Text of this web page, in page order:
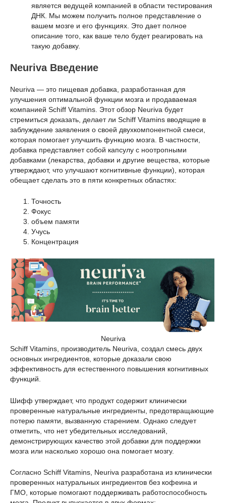
является ведущей компанией в области тестирования
ДНК. Мы можем получить полное представление о
вашем мозге и его функциях. Это дает полное
описание того, как ваше тело будет реагировать на
такую добавку.
Neuriva Введение
Neuriva — это пищевая добавка, разработанная для
улучшения оптимальной функции мозга и продаваемая
компанией Schiff Vitamins. Этот обзор Neuriva будет
стремиться доказать, делает ли Schiff Vitamins вводящие в
заблуждение заявления о своей двухкомпонентной смеси,
которая помогает улучшить функцию мозга. В частности,
добавка представляет собой капсулу с ноотропными
добавками (лекарства, добавки и другие вещества, которые
утверждают, что улучшают когнитивные функции), которая
обещает сделать это в пяти конкретных областях:
Точность
Фокус
объем памяти
Учусь
Концентрация
Neuriva
Schiff Vitamins, производитель Neuriva, создал смесь двух
основных ингредиентов, которые доказали свою
эффективность для естественного повышения когнитивных
функций.
Шифф утверждает, что продукт содержит клинически
проверенные натуральные ингредиенты, предотвращающие
потерю памяти, вызванную старением. Однако следует
отметить, что нет убедительных исследований,
демонстрирующих качество этой добавки для поддержки
мозга или насколько хорошо она помогает мозгу.
Согласно Schiff Vitamins, Neuriva разработана из клинически
проверенных натуральных ингредиентов без кофеина и
ГМО, которые помогают поддерживать работоспособность